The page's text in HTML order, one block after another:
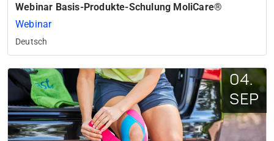
Webinar Basis-Produkte-Schulung MoliCare®
Webinar
Deutsch
04.
SEP